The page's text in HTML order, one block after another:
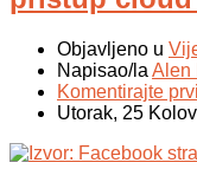
Objavljeno u
Napisao/la Alen
Komentirajte
Utorak, 25